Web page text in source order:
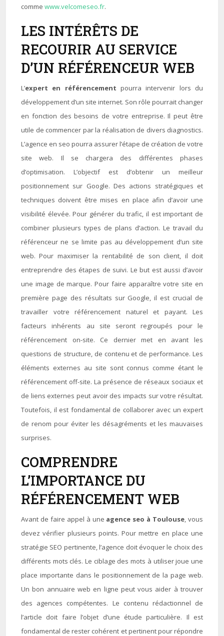
comme www.velcomeseo.fr.
LES INTÉRÊTS DE
RECOURIR AU SERVICE
D’UN RÉFÉRENCEUR WEB
L’expert en référencement pourra intervenir lors du
développement d’un site internet. Son rôle pourrait changer
en fonction des besoins de votre entreprise. Il peut être
utile de commencer par la réalisation de divers diagnostics.
L’agence en seo pourra assurer l’étape de création de votre
site web. Il se chargera des différentes phases
d’optimisation. L’objectif est d’obtenir un meilleur
positionnement sur Google. Des actions stratégiques et
techniques doivent être mises en place afin d’avoir une
visibilité élevée. Pour générer du trafic, il est important de
combiner plusieurs types de plans d’action. Le travail du
référenceur ne se limite pas au développement d’un site
web. Pour maximiser la rentabilité de son client, il doit
entreprendre des étapes de suivi. Le but est aussi d’avoir
une image de marque. Pour faire apparaître votre site en
première page des résultats sur Google, il est crucial de
travailler votre référencement naturel et payant. Les
facteurs inhérents au site seront regroupés pour le
référencement on-site. Ce dernier met en avant les
questions de structure, de contenu et de performance. Les
éléments externes au site sont connus comme étant le
référencement off-site. La présence de réseaux sociaux et
de liens externes peut avoir des impacts sur votre résultat.
Toutefois, il est fondamental de collaborer avec un expert
de renom pour éviter les désagréments et les mauvaises
surprises.
COMPRENDRE
L’IMPORTANCE DU
RÉFÉRENCEMENT WEB
Avant de faire appel à une agence seo à Toulouse, vous
devez vérifier plusieurs points. Pour mettre en place une
stratégie SEO pertinente, l’agence doit évoquer le choix des
différents mots clés. Le ciblage des mots à utiliser joue une
place importante dans le positionnement de la page web.
Un bon annuaire web en ligne peut vous aider à trouver
des agences compétentes. Le contenu rédactionnel de
l’article doit faire l’objet d’une étude particulière. Il est
fondamental de rester cohérent et pertinent pour répondre